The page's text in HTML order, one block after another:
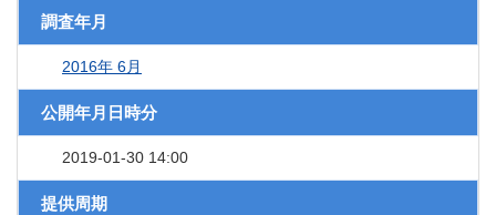
調査年月
2016年 6月
公開年月日時分
2019-01-30 14:00
提供周期